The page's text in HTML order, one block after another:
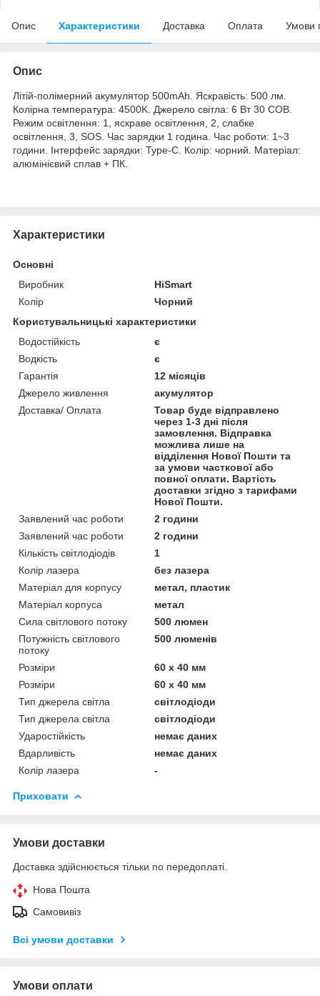
Опис Характеристики Доставка Оплата Умови
Опис
Літій-полімерний акумулятор 500mAh. Яскравість: 500 лм.
Колірна температура: 4500K. Джерело світла: 6 Вт 30 COB.
Режим освітлення: 1, яскраве освітлення, 2, слабке
освітлення, 3, SOS. Час зарядки 1 година. Час роботи: 1~3
години. Інтерфейс зарядки: Type-C. Колір: чорний. Матеріал:
алюмінієвий сплав + ПК.
Характеристики
Основні
Виробник
HiSmart
Колір
Чорний
Користувальницькі характеристики
Водостійкість
є
Водкість
є
Гарантія
12 місяців
Джерело живлення
акумулятор
Доставка/ Оплата
Товар буде відправлено
через 1-3 дні після
замовлення. Відправка
можлива лише на
відділення Нової Пошти та
за умови часткової або
повної оплати. Вартість
доставки згідно з тарифами
Нової Пошти.
Заявлений час роботи
2 години
Заявлений час роботи
2 години
Кількість світлодіодів
1
Колір лазера
без лазера
Матеріал для корпусу
метал, пластик
Матеріал корпуса
метал
Сила світлового потоку
500 люмен
Потужність світлового
потоку
500 люменів
Розміри
60 х 40 мм
Розміри
60 х 40 мм
Тип джерела світла
світлодіоди
Тип джерела світла
світлодіоди
Ударостійкість
немає даних
Вдарливість
немає даних
Колір лазера
-
Приховати
Умови доставки
Доставка здійснюється тільки по передоплаті.
Нова Пошта
Самовивіз
Всі умови доставки
Умови оплати